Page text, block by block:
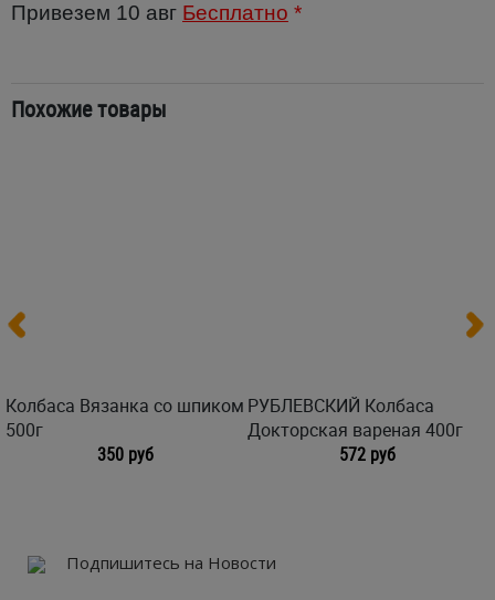
Привезем 10 авг Бесплатно *
Похожие товары
Колбаса Вязанка со шпиком
500г
350 руб
РУБЛЕВСКИЙ Колбаса
Докторская вареная 400г
572 руб
Подпишитесь на Новости